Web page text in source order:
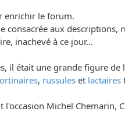
enrichir le forum.
consacrée aux
inachevé à ce jour...
il était une grande figure
, russules et lactaires
l'occasion Michel